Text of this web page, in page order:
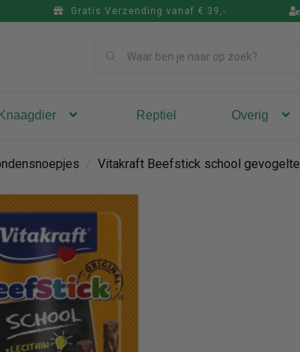
Gratis Verzending vanaf € 39,-
Knaagdier Reptiel Overig
Vitakraft Beefstick school gevogelte